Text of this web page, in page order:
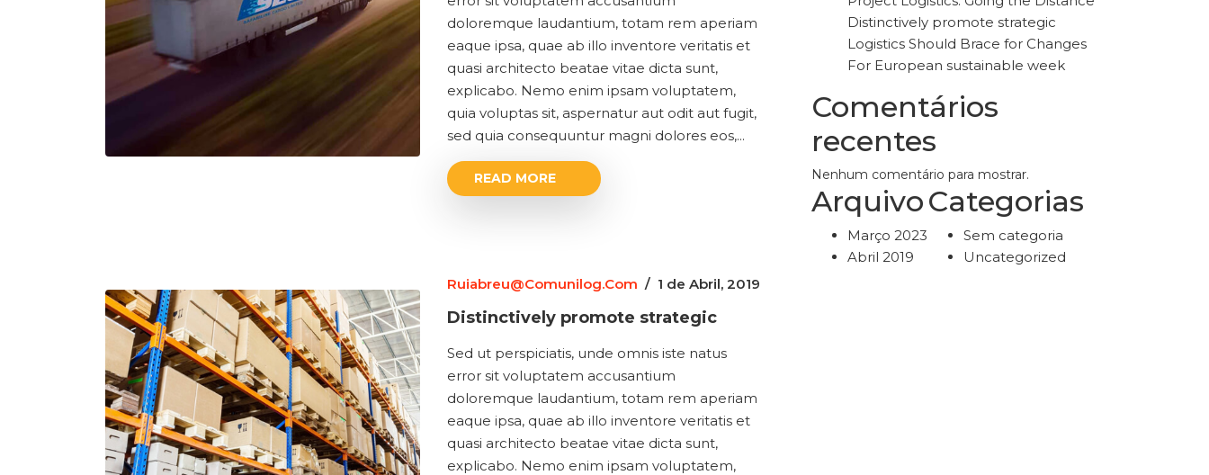
doloremque laudantium, totam rem aperiam
eaque ipsa, quae ab illo inventore veritatis et
quasi architecto beatae vitae dicta sunt,
explicabo. Nemo enim ipsam voluptatem,
quia voluptas sit, aspernatur aut odit aut fugit,
sed quia consequuntur magni dolores eos,...
READ MORE
Ruiabreu@comunilog.com / 1 de Abril, 2019
Distinctively promote strategic
Sed ut perspiciatis, unde omnis iste natus
error sit voluptatem accusantium
doloremque laudantium, totam rem aperiam
eaque ipsa, quae ab illo inventore veritatis et
quasi architecto beatae vitae dicta sunt,
explicabo. Nemo enim ipsam voluptatem,
Distinctively promote strategic
Logistics Should Brace for Changes
For European sustainable week
Comentários
recentes
Nenhum comentário para mostrar.
Arquivo
Março 2023
Abril 2019
Categorias
Sem categoria
Uncategorized